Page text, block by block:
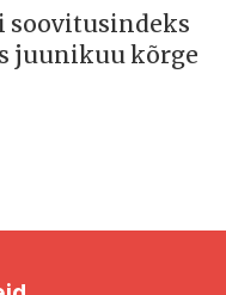
juunikuu kõrge